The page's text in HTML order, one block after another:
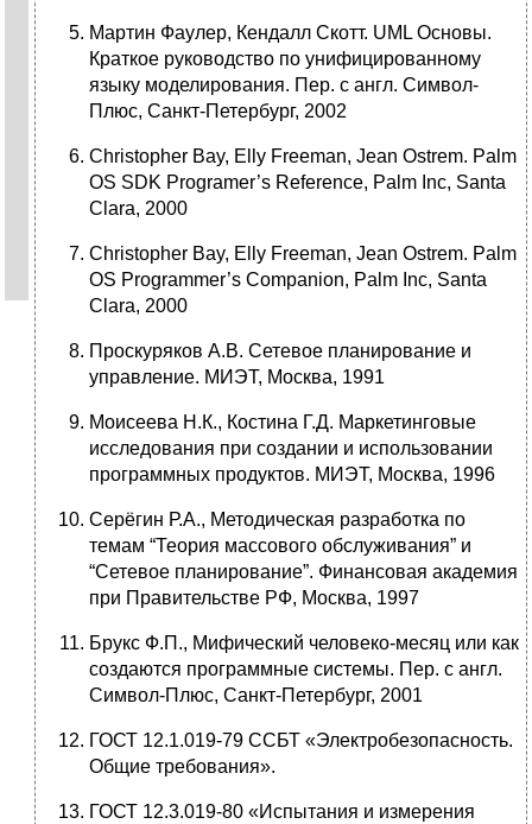
Мартин Фаулер, Кендалл Скотт. UML Основы.
Краткое руководство по унифицированному
языку моделирования. Пер. с англ. Символ-
Плюс, Санкт-Петербург, 2002
Christopher Bay, Elly Freeman, Jean Ostrem. Palm
OS SDK Programer’s Reference, Palm Inc, Santa
Clara, 2000
Christopher Bay, Elly Freeman, Jean Ostrem. Palm
OS Programmer’s Companion, Palm Inc, Santa
Clara, 2000
Проскуряков А.В. Сетевое планирование и
управление. МИЭТ, Москва, 1991
Моисеева Н.К., Костина Г.Д. Маркетинговые
исследования при создании и использовании
программных продуктов. МИЭТ, Москва, 1996
Серёгин Р.А., Методическая разработка по
темам “Теория массового обслуживания” и
“Сетевое планирование”. Финансовая академия
при Правительстве РФ, Москва, 1997
Брукс Ф.П., Мифический человеко-месяц или как
создаются программные системы. Пер. с англ.
Символ-Плюс, Санкт-Петербург, 2001
ГОСТ 12.1.019-79 ССБТ «Электробезопасность.
Общие требования».
ГОСТ 12.3.019-80 «Испытания и измерения